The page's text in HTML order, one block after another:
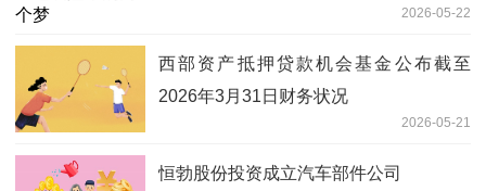
2026-05-22
西部资产抵押贷款机会基金公布截至
2026年3月31日财务状况
2026-05-21
恒勃股份投资成立汽车部件公司